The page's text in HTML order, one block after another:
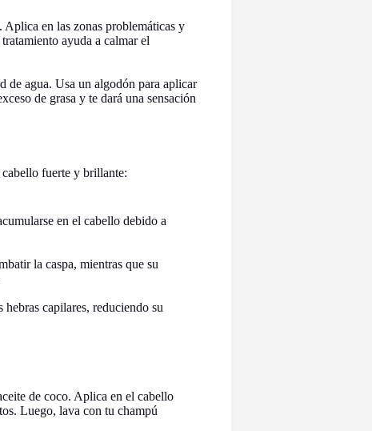
en las zonas problemáticas y
ayuda a calmar el
de agua. Usa un algodón para aplicar
de grasa y te dará una sensación
fuerte y brillante:
en el cabello debido a
la caspa, mientras que su
capilares, reduciendo su
de coco. Aplica en el cabello
Luego, lava con tu champú